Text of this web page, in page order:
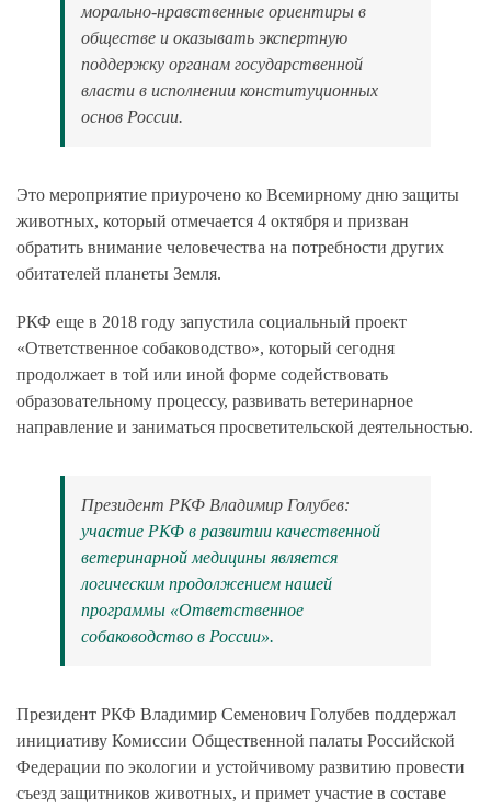
морально-нравственные ориентиры в
обществе и оказывать экспертную
поддержку органам государственной
власти в исполнении конституционных
основ России.
Это мероприятие приурочено ко Всемирному дню защиты
животных, который отмечается 4 октября и призван
обратить внимание человечества на потребности других
обитателей планеты Земля.
РКФ еще в 2018 году запустила социальный проект
«Ответственное собаководство», который сегодня
продолжает в той или иной форме содействовать
образовательному процессу, развивать ветеринарное
направление и заниматься просветительской деятельностью.
Президент РКФ Владимир Голубев:
участие РКФ в развитии качественной
ветеринарной медицины является
логическим продолжением нашей
программы «Ответственное
собаководство в России».
Президент РКФ Владимир Семенович Голубев поддержал
инициативу Комиссии Общественной палаты Российской
Федерации по экологии и устойчивому развитию провести
съезд защитников животных, и примет участие в составе